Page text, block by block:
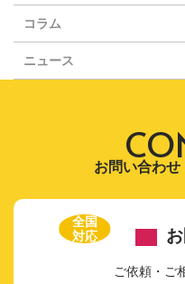
コラム
ニュース
お問い合わせ
全国
対応
ご依頼・ご